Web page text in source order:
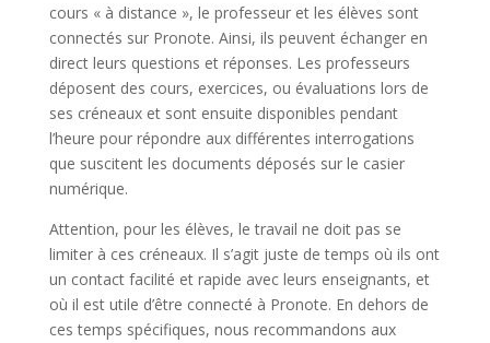
cours « à distance », le professeur et les élèves sont
connectés sur Pronote. Ainsi, ils peuvent échanger en
direct leurs questions et réponses. Les professeurs
déposent des cours, exercices, ou évaluations lors de
ses créneaux et sont ensuite disponibles pendant
l’heure pour répondre aux différentes interrogations
que suscitent les documents déposés sur le casier
numérique.
Attention, pour les élèves, le travail ne doit pas se
limiter à ces créneaux. Il s’agit juste de temps où ils ont
un contact facilité et rapide avec leurs enseignants, et
où il est utile d’être connecté à Pronote. En dehors de
ces temps spécifiques, nous recommandons aux